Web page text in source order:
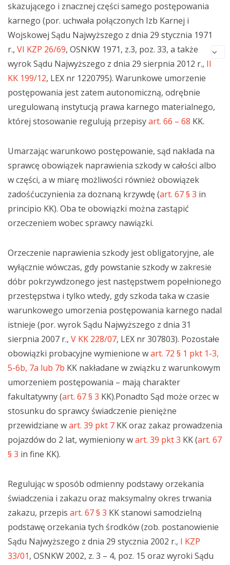
skazującego i znacznej części samego postępowania
karnego (por. uchwała połączonych Izb Karnej i
Wojskowej Sądu Najwyższego z dnia 29 stycznia 1971
r., VI KZP 26/69, OSNKW 1971, z.3, poz. 33, a także
wyrok Sądu Najwyższego z dnia 29 sierpnia 2012 r., II
KK 199/12, LEX nr 1220795). Warunkowe umorzenie
postępowania jest zatem autonomiczną, odrębnie
uregulowaną instytucją prawa karnego materialnego,
której stosowanie regulują przepisyart. 66 – 68 KK.
Umarzając warunkowo postępowanie, sąd nakłada na
sprawcę obowiązek naprawienia szkody w całości albo
w części, a w miarę możliwości również obowiązek
zadośćuczynienia za doznaną krzywdę (art. 67 § 3 in
principio KK). Oba te obowiązki można zastąpić
orzeczeniem wobec sprawcy nawiązki.
Orzeczenie naprawienia szkody jest obligatoryjne, ale
wyłącznie wówczas, gdy powstanie szkody w zakresie
dóbr pokrzywdzonego jest następstwem popełnionego
przestępstwa i tylko wtedy, gdy szkoda taka w czasie
warunkowego umorzenia postępowania karnego nadal
istnieje (por. wyrok Sądu Najwyższego z dnia 31
sierpnia 2007 r., V KK 228/07, LEX nr 307803). Pozostałe
obowiązki probacyjne wymienione wart. 72 § 1 pkt 1-3,
5-6b, 7a lub 7b KK nakładane w związku z warunkowym
umorzeniem postępowania – mają charakter
fakultatywny (art. 67 § 3 KK).Ponadto Sąd może orzec w
stosunku do sprawcy świadczenie pieniężne
przewidziane wart. 39 pkt 7 KK oraz zakaz prowadzenia
pojazdów do 2 lat, wymieniony wart. 39 pkt 3 KK (art. 67
§ 3 in fine KK).
Regulując w sposób odmienny podstawy orzekania
świadczenia i zakazu oraz maksymalny okres trwania
zakazu, przepis art. 67 § 3 KK stanowi samodzielną
podstawę orzekania tych środków (zob. postanowienie
Sądu Najwyższego z dnia 29 stycznia 2002 r., I KZP
33/01, OSNKW 2002, z. 3 – 4, poz. 15 oraz wyroki Sądu